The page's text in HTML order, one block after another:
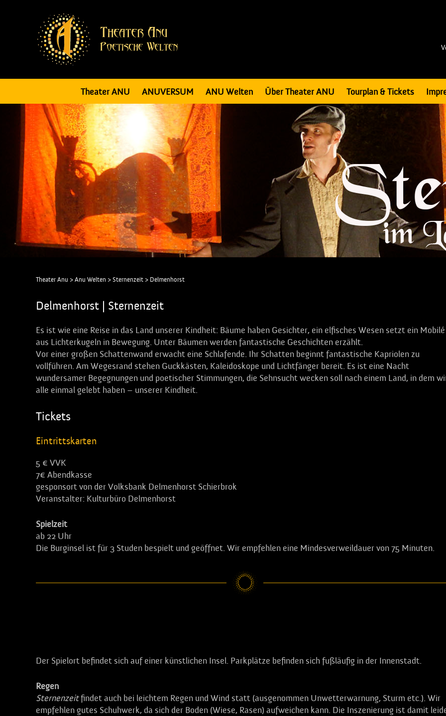
Theater ANU ANUVERSUM ANU Welten Über Theater ANU Tourplan & Tickets
Theater Anu > Anu Welten > Sternenzeit > Delmenhorst
Delmenhorst | Sternenzeit
Es ist wie eine Reise in das Land unserer Kindheit: Bäume haben Gesichter, ein elfisches Wesen setzt ein Mobilé
aus Lichterkugeln in Bewegung. Unter Bäumen werden fantastische Geschichten erzählt.
Vor einer großen Schattenwand erwacht eine Schlafende. Ihr Schatten beginnt fantastische Kapriolen zu
vollführen. Am Wegesrand stehen Guckkästen, Kaleidoskope und Lichtfänger bereit. Es ist eine Nacht
wundersamer Begegnungen und poetischer Stimmungen, die Sehnsucht wecken soll nach einem Land, in dem
alle einmal gelebt haben – unserer Kindheit.
Tickets
Eintrittskarten
5 € VVK
7€ Abendkasse
gesponsort von der Volksbank Delmenhorst Schierbrok
Veranstalter: Kulturbüro Delmenhorst
Spielzeit
ab 22 Uhr
Die Burginsel ist für 3 Studen bespielt und geöffnet. Wir empfehlen eine Mindesverweildauer von 75 Minuten.
Der Spielort befindet sich auf einer künstlichen Insel. Parkplätze befinden sich fußläufig in der Innenstadt.
Regen
Sternenzeitfindet auch bei leichtem Regen und Wind statt (ausgenommen Unwetterwarnung, Sturm etc.). Wir
empfehlen gutes Schuhwerk, da sich der Boden (Wiese, Rasen) aufweichen kann. Die Inszenierung ist damit